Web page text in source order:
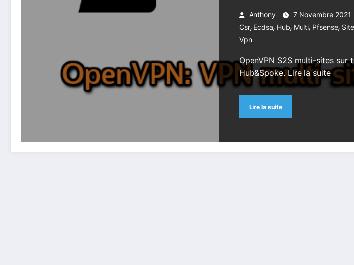
Anthony 7 Novembre 2021
Csr, Ecdsa, Hub, Multi, Pfsense,
Vpn
OpenVPN S2S multi-sites sur
Hub&Spoke. Lire la suite
Lire la suite